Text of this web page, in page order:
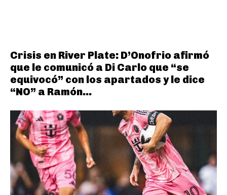
Crisis en River Plate: D’Onofrio afirmó
que le comunicó a Di Carlo que “se
equivocó” con los apartados y le dice
“NO” a Ramón...